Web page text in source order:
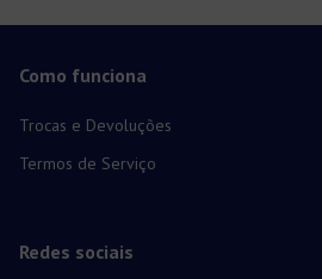
Como funciona
Trocas e Devoluções
Termos de Serviço
Redes sociais